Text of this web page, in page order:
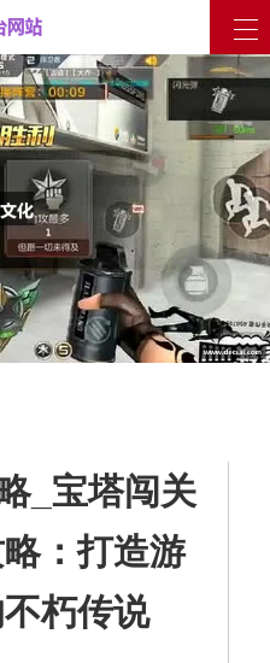
_宝塔闯关
：打造游
朽传说